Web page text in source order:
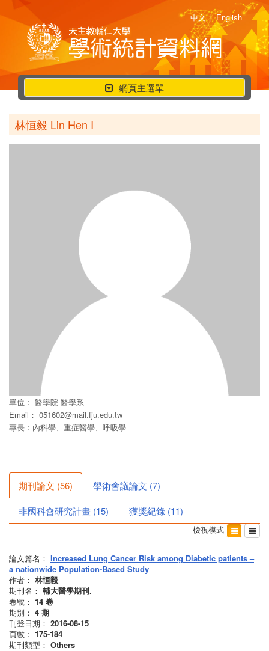
中文 | English
行
動
選
網頁主選單
林恒毅 Lin Hen I
單位： 醫學院 醫學系
Email： 051602@mail.fju.edu.tw
專長：內科學、重症醫學、呼吸學
期刊論文 (56) 學術會議論文 (7)
非國科會研究計畫 (15) 獲獎紀錄 (11)
檢視模式
論文篇名： Increased Lung Cancer Risk among Diabetic patients –
a nationwide Population-Based Study
作者： 林恒毅
期刊名： 輔大醫學期刊.
卷號： 14 卷
期別： 4 期
刊登日期： 2016-08-15
頁數： 175-184
期刊類型： Others